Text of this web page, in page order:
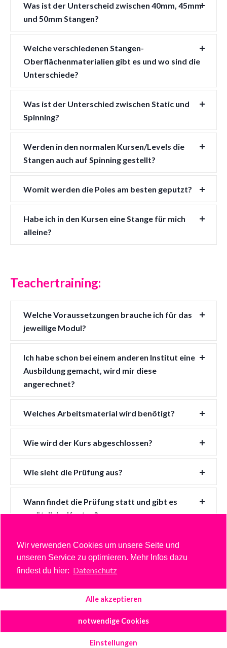
Was ist der Unterscheid zwischen 40mm, 45mm
und 50mm Stangen?
Welche verschiedenen Stangen-
Oberflächenmaterialien gibt es und wo sind die
Unterschiede?
Was ist der Unterschied zwischen Static und
Spinning?
Werden in den normalen Kursen/Levels die
Stangen auch auf Spinning gestellt?
Womit werden die Poles am besten geputzt?
Habe ich in den Kursen eine Stange für mich
alleine?
Teachertraining:
Welche Voraussetzungen brauche ich für das
jeweilige Modul?
Ich habe schon bei einem anderen Institut eine
Ausbildung gemacht, wird mir diese
angerechnet?
Welches Arbeitsmaterial wird benötigt?
Wie wird der Kurs abgeschlossen?
Wie sieht die Prüfung aus?
Wann findet die Prüfung statt und gibt es
zusätzliche Kosten?
CAve25 - 2026
Wir verwenden Cookies um unsere Seite und
unseren Service zu optimieren. Mehr Infos dazu
findest du hier: Datenschutz
Alle akzeptieren
notwendige Cookies
Einstellungen